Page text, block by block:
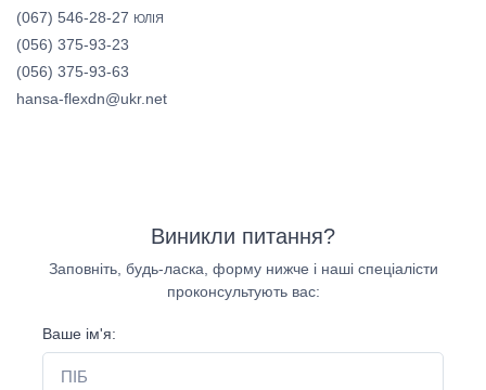
(067) 546-28-27 ЮЛІЯ
(056) 375-93-23
(056) 375-93-63
hansa-flexdn@ukr.net
Виникли питання?
Заповніть, будь-ласка, форму нижче і наші спеціалісти
проконсультують вас:
Ваше ім'я: